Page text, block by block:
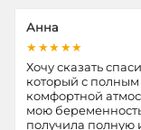
Анна
★★★★★
Хочу сказать
который с
комфортной
мою
получила полную